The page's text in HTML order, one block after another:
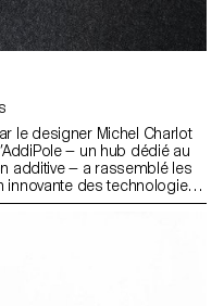
le designer Michel Charlot
— un hub dédié au
additive — a rassemblé les
innovante des technologies
avec le Technopôle Sainte-